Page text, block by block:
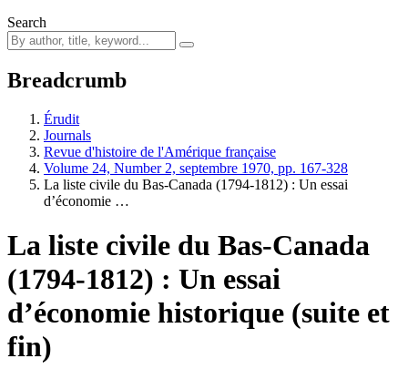
Search
Breadcrumb
Érudit
Journals
Revue d'histoire de l'Amérique française
Volume 24, Number 2, septembre 1970, pp. 167-328
La liste civile du Bas-Canada (1794-1812) : Un essai
d’économie …
La liste civile du Bas-Canada
(1794-1812) : Un essai
d’économie historique (suite et
fin)